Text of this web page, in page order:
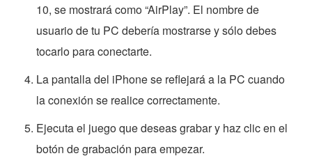
10, se mostrará como “AirPlay”. El nombre de
usuario de tu PC debería mostrarse y sólo debes
tocarlo para conectarte.
La pantalla del iPhone se reflejará a la PC cuando
la conexión se realice correctamente.
Ejecuta el juego que deseas grabar y haz clic en el
botón de grabación para empezar.